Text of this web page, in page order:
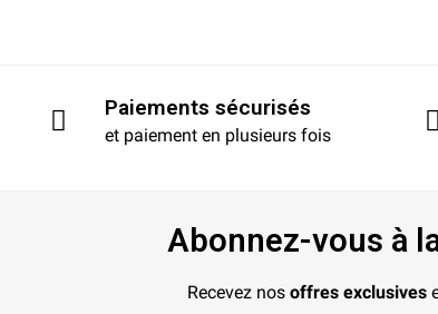
Paiements sécurisés
et paiement en plusieurs fois
Abonnez-vous à
Recevez nos offres exclusives